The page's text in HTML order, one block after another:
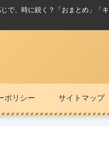
で、時に鋭く？「おまとめ」「
ポリシー サイトマップ